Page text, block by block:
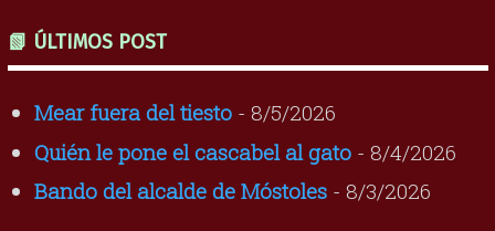
📗 ÚLTIMOS POST
Mear fuera del tiesto- 8/5/2026
Quién le pone el cascabel al gato- 8/4/2026
Bando del alcalde de Móstoles- 8/3/2026